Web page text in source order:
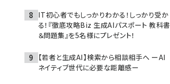
IT初心者でもしっかりわかる！しっかり受か
る！『徹底攻略Biz 生成AIパスポート 教科書
＆問題集』を5名様にプレゼント！
【若者と生成AI】検索から相談相手へ ーAI
ネイティブ世代に必要な距離感ー